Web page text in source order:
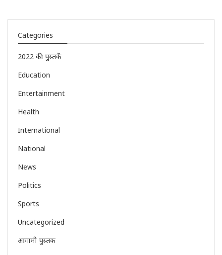
Categories
2022 की पुुस्तकें
Education
Entertainment
Health
International
National
News
Politics
Sports
Uncategorized
आगामी पुस्तक